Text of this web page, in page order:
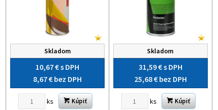
Skladom
10,67 €s DPH
8,67 € bez DPH
ks Kúpiť
Skladom
31,59 €s DPH
25,68 € bez DPH
ks Kúpiť